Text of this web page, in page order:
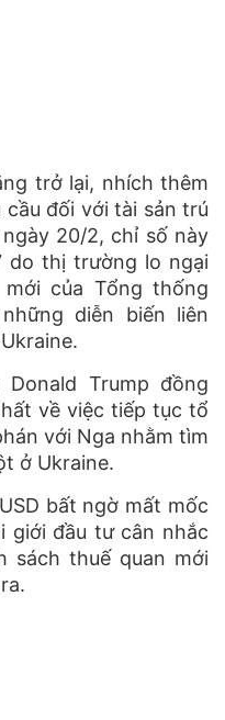
trở lại, nhích thêm
cầu đối với tài sản trú
20/2, chỉ số này
do thị trường lo ngại
của Tổng thống
diễn biến liên
Trump đồng
về việc tiếp tục tổ
với Nga nhằm tìm
ở Ukraine.
bất ngờ mất mốc
giới đầu tư cân nhắc
sách thuế quan mới